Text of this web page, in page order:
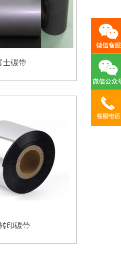
士碳带
印碳带